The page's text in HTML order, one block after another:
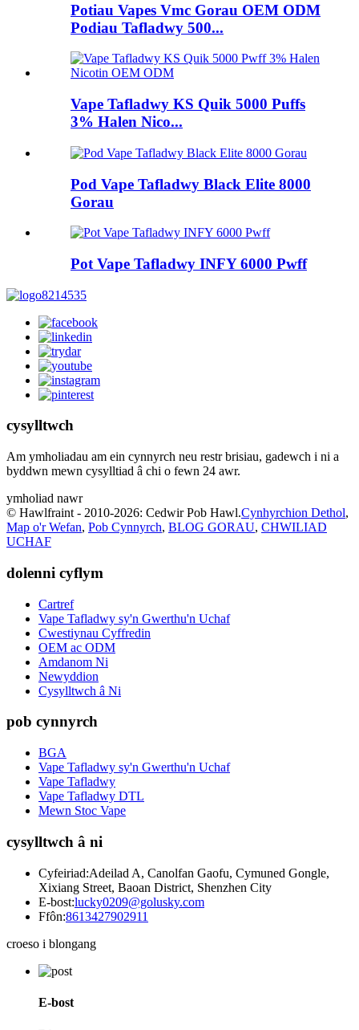
Potiau Vapes Vmc Gorau OEM ODM
Podiau Tafladwy 500...
Vape Tafladwy KS Quik 5000 Puffs
3% Halen Nico...
Pod Vape Tafladwy Black Elite 8000
Gorau
Pot Vape Tafladwy INFY 6000 Pwff
cysylltwch
Am ymholiadau am ein cynnyrch neu restr brisiau, gadewch i ni a
byddwn mewn cysylltiad â chi o fewn 24 awr.
ymholiad nawr
© Hawlfraint - 2010-2026: Cedwir Pob Hawl.Cynhyrchion Dethol,
Map o'r Wefan, Pob Cynnyrch, BLOG GORAU, CHWILIAD
UCHAF
dolenni cyflym
Cartref
Vape Tafladwy sy'n Gwerthu'n Uchaf
Cwestiynau Cyffredin
OEM ac ODM
Amdanom Ni
Newyddion
Cysylltwch â Ni
pob cynnyrch
BGA
Vape Tafladwy sy'n Gwerthu'n Uchaf
Vape Tafladwy
Vape Tafladwy DTL
Mewn Stoc Vape
cysylltwch â ni
Cyfeiriad:Adeilad A, Canolfan Gaofu, Cymuned Gongle,
Xixiang Street, Baoan District, Shenzhen City
E-bost:lucky0209@golusky.com
Ffôn:8613427902911
croeso i blongang
E-bost